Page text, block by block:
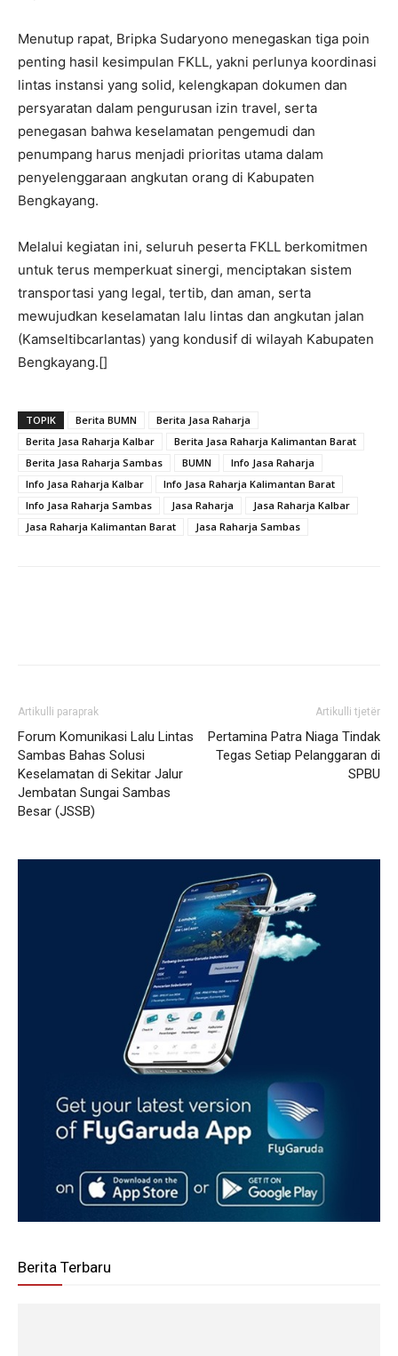
Menutup rapat, Bripka Sudaryono menegaskan tiga poin
penting hasil kesimpulan FKLL, yakni perlunya koordinasi
lintas instansi yang solid, kelengkapan dokumen dan
persyaratan dalam pengurusan izin travel, serta
penegasan bahwa keselamatan pengemudi dan
penumpang harus menjadi prioritas utama dalam
penyelenggaraan angkutan orang di Kabupaten
Bengkayang.
Melalui kegiatan ini, seluruh peserta FKLL berkomitmen
untuk terus memperkuat sinergi, menciptakan sistem
transportasi yang legal, tertib, dan aman, serta
mewujudkan keselamatan lalu lintas dan angkutan jalan
(Kamseltibcarlantas) yang kondusif di wilayah Kabupaten
Bengkayang.[]
TOPIK Berita BUMN
Berita Jasa Raharja
Berita Jasa Raharja Kalbar
Berita Jasa Raharja Kalimantan Barat
Berita Jasa Raharja Sambas
BUMN
Info Jasa Raharja
Info Jasa Raharja Kalbar
Info Jasa Raharja Kalimantan Barat
Info Jasa Raharja Sambas
Jasa Raharja
Jasa Raharja Kalbar
Jasa Raharja Kalimantan Barat
Jasa Raharja Sambas
Artikulli paraprak
Forum Komunikasi Lalu Lintas
Sambas Bahas Solusi
Keselamatan di Sekitar Jalur
Jembatan Sungai Sambas
Besar (JSSB)
Artikulli tjetër
Pertamina Patra Niaga Tindak
Tegas Setiap Pelanggaran di
SPBU
Berita Terbaru